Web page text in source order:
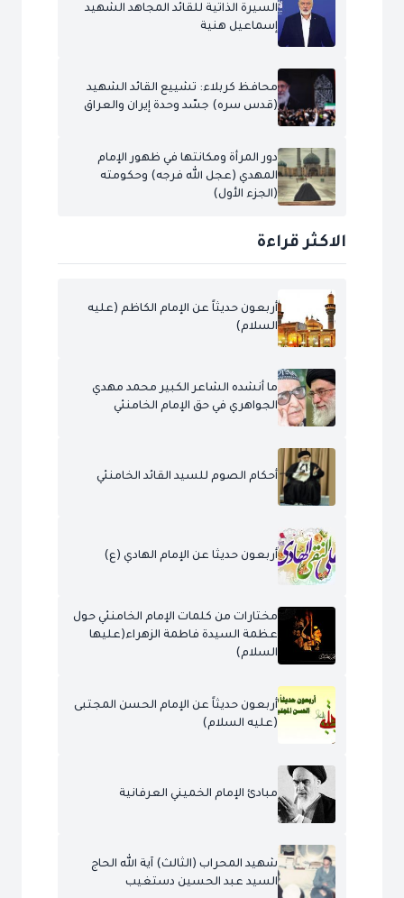
السيرة الذاتية للقائد المجاهد الشهيد
إسماعيل هنية
محافظ كربلاء: تشييع القائد الشهيد
(قدس سره) جسّد وحدة إيران والعراق
دور المرأة ومكانتها في ظهور الإمام
المهدي (عجل الله فرجه) وحكومته
(الجزء الأول)
الاكثر قراءة
أربعون حديثاً عن الإمام الكاظم (عليه
السلام)
ما أنشده الشاعر الكبير محمد مهدي
الجواهري في حق الإمام الخامنئي
أحكام الصوم للسيد القائد الخامنئي
أربعون حديثا عن الإمام الهادي (ع)
مختارات من كلمات الإمام الخامنئي حول
عظمة السيدة فاطمة الزهراء(عليها
السلام)
أربعون حديثاً عن الإمام الحسن المجتبى
(عليه السلام)
مبادئ الإمام الخميني العرفانية
شهيد المحراب (الثالث) آية الله الحاج
السيد عبد الحسين دستغيب